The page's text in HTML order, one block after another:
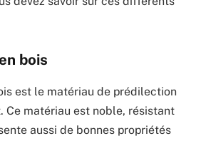
bois
est le matériau de prédilection
Ce matériau est noble, résistant
aussi de bonnes propriétés